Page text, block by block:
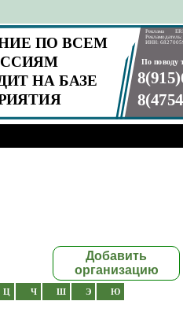
Добавить
организацию
Ц Ч Ш Э Ю